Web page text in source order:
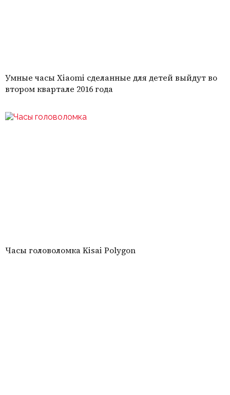
Умные часы Xiaomi сделанные для детей выйдут во
втором квартале 2016 года
Часы головоломка Kisai Polygon